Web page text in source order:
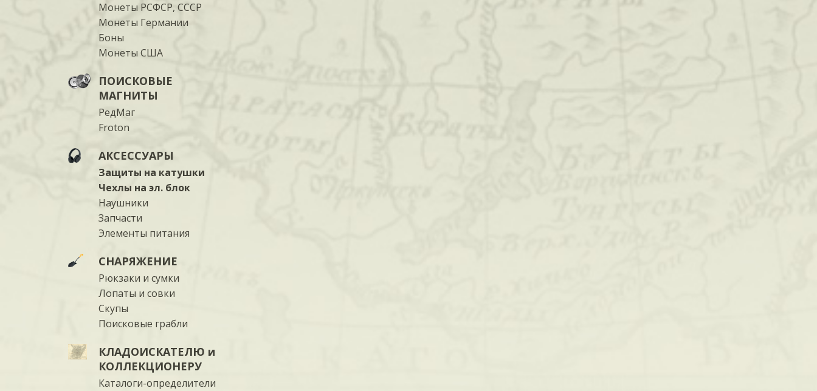
Монеты РСФСР, СССР
Монеты Германии
Боны
Монеты США
ПОИСКОВЫЕ
МАГНИТЫ
РедМаг
Froton
АКСЕССУАРЫ
Защиты на катушки
Чехлы на эл. блок
Наушники
Запчасти
Элементы питания
СНАРЯЖЕНИЕ
Рюкзаки и сумки
Лопаты и совки
Скупы
Поисковые грабли
КЛАДОИСКАТЕЛЮ и
КОЛЛЕКЦИОНЕРУ
Каталоги-определители